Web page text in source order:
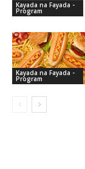
Kayada na Fayada -
Program
Kayada na Fayada -
Program